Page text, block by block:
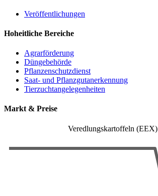
Veröffentlichungen
Hoheitliche Bereiche
Agrarförderung
Düngebehörde
Pflanzenschutzdienst
Saat- und Pflanzgutanerkennung
Tierzuchtangelegenheiten
Markt & Preise
Veredlungskartoffeln (EEX)